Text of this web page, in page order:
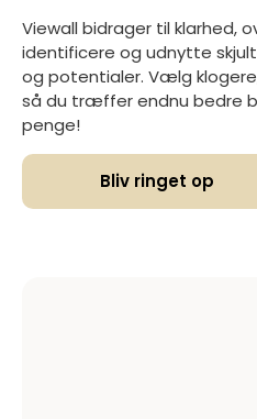
Viewall bidrager til klarhed,
identificere og udnytte
og potentialer. Vælg
så du træffer endnu bedre
penge!
Bliv ringet op